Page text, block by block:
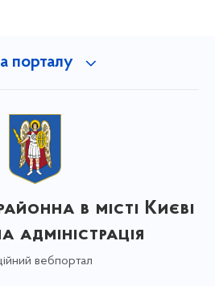
порталу
в місті Києві
адміністрація
вебпортал